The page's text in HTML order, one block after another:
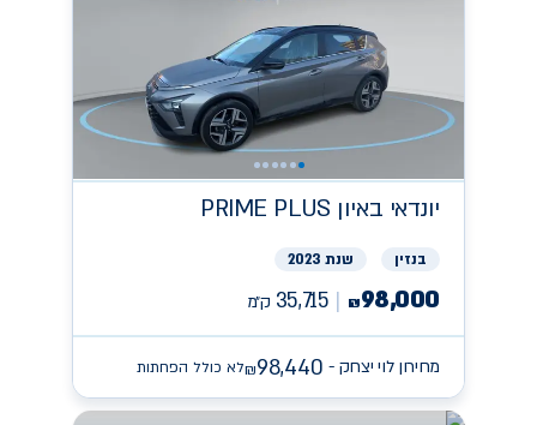
יונדאי PRIME PLUS באיון
בנזין שנת 2023
₪98,000
35,715 ק״מ
מחירון לוי יצחק - ₪98,440 לא כולל הפחתות